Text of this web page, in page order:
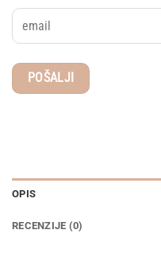
OPIS
RECENZIJE (0)